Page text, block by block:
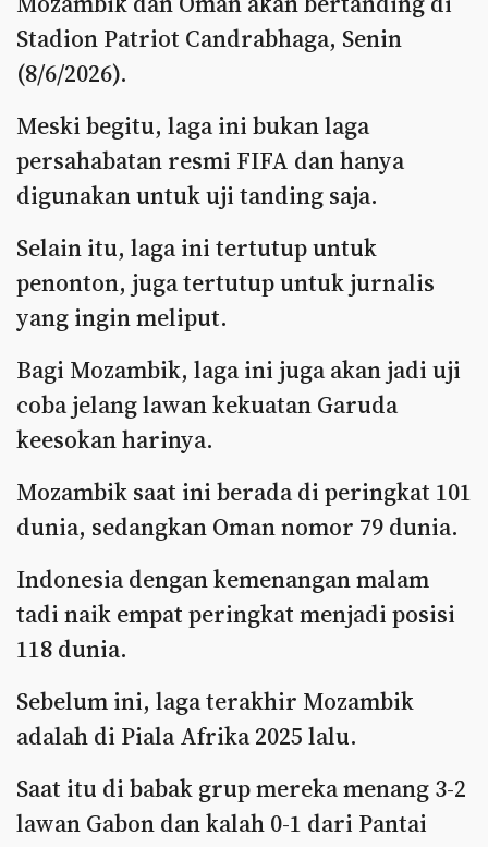
Stadion Patriot Candrabhaga, Senin
(8/6/2026).
Meski begitu, laga ini bukan laga
persahabatan resmi FIFA dan hanya
digunakan untuk uji tanding saja.
Selain itu, laga ini tertutup untuk
penonton, juga tertutup untuk jurnalis
yang ingin meliput.
Bagi Mozambik, laga ini juga akan jadi uji
coba jelang lawan kekuatan Garuda
keesokan harinya.
Mozambik saat ini berada di peringkat 101
dunia, sedangkan Oman nomor 79 dunia.
Indonesia dengan kemenangan malam
tadi naik empat peringkat menjadi posisi
118 dunia.
Sebelum ini, laga terakhir Mozambik
adalah di Piala Afrika 2025 lalu.
Saat itu di babak grup mereka menang 3-2
lawan Gabon dan kalah 0-1 dari Pantai